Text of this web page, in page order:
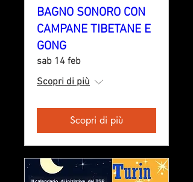
BAGNO SONORO CON
CAMPANE TIBETANE E
GONG
sab 14 feb
Scopri di più
Scopri di più